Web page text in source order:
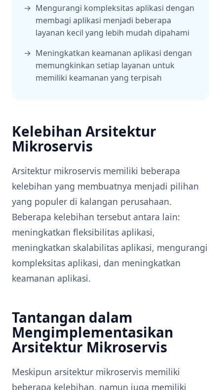
Mengurangi kompleksitas aplikasi dengan
membagi aplikasi menjadi beberapa
layanan kecil yang lebih mudah dipahami
Meningkatkan keamanan aplikasi dengan
memungkinkan setiap layanan untuk
memiliki keamanan yang terpisah
Kelebihan Arsitektur
Mikroservis
Arsitektur mikroservis memiliki beberapa
kelebihan yang membuatnya menjadi pilihan
yang populer di kalangan perusahaan.
Beberapa kelebihan tersebut antara lain:
meningkatkan fleksibilitas aplikasi,
meningkatkan skalabilitas aplikasi, mengurangi
kompleksitas aplikasi, dan meningkatkan
keamanan aplikasi.
Tantangan dalam
Mengimplementasikan
Arsitektur Mikroservis
Meskipun arsitektur mikroservis memiliki
beberapa kelebihan, namun juga memiliki